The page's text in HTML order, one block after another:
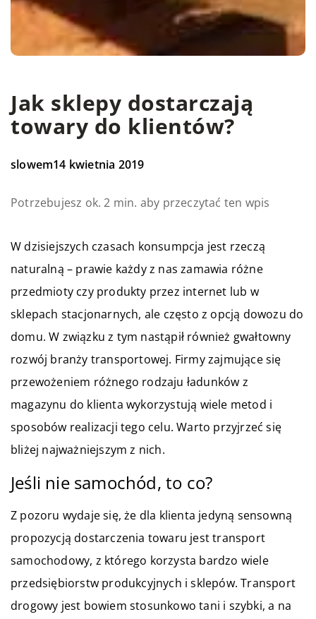
Jak sklepy dostarczają
towary do klientów?
slowem14 kwietnia 2019
Potrzebujesz ok. 2 min. aby przeczytać ten wpis
W dzisiejszych czasach konsumpcja jest rzeczą
naturalną – prawie każdy z nas zamawia różne
przedmioty czy produkty przez internet lub w
sklepach stacjonarnych, ale często z opcją dowozu do
domu. W związku z tym nastąpił również gwałtowny
rozwój branży transportowej. Firmy zajmujące się
przewożeniem różnego rodzaju ładunków z
magazynu do klienta wykorzystują wiele metod i
sposobów realizacji tego celu. Warto przyjrzeć się
bliżej najważniejszym z nich.
Jeśli nie samochód, to co?
Z pozoru wydaje się, że dla klienta jedyną sensowną
propozycją dostarczenia towaru jest transport
samochodowy, z którego korzysta bardzo wiele
przedsiębiorstw produkcyjnych i sklepów. Transport
drogowy jest bowiem stosunkowo tani i szybki, a na